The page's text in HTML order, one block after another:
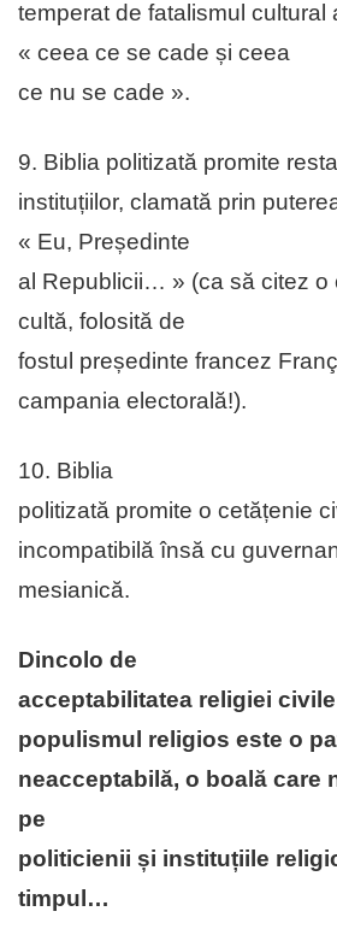
temperat de fatalismul cultural
« ceea ce se cade și ceea
ce nu se cade ».
9. Biblia politizată promite
instituțiilor, clamată prin
« Eu, Președinte
al Republicii… » (ca să citez o
cultă, folosită de
fostul președinte francez
campania electorală!).
10. Biblia
politizată promite o cetățenie
incompatibilă însă cu
mesianică.
Dincolo de
acceptabilitatea religiei
populismul religios este o
neacceptabilă, o boală care
pe
politicienii și instituțiile
timpul…